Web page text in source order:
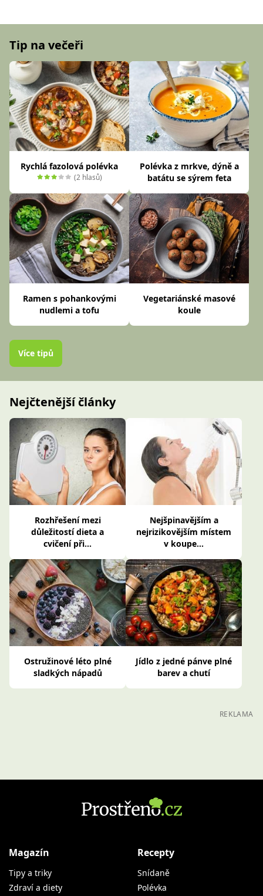
Tip na večeři
Rychlá fazolová polévka
(2 hlasů)
Polévka z mrkve, dýně a
batátu se sýrem feta
Ramen s pohankovými
nudlemi a tofu
Vegetariánské masové
koule
Více tipů
Nejčtenější články
Rozhřešení mezi
důležitostí dieta a
cvičení při...
Nejšpinavějším a
nejrizikovějším místem
v koupe...
Ostružinové léto plné
sladkých nápadů
Jídlo z jedné pánve plné
barev a chutí
REKLAMA
Magazín
Tipy a triky
Zdraví a diety
Recepty
Snídaně
Polévka